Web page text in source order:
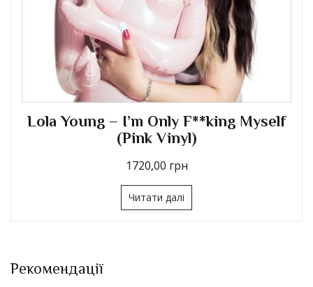
Lola Young – This Wasn’t Meant For
You Anyway (Red Transparent Vinyl)
2080,00 грн
Читати далі
Рекомендації